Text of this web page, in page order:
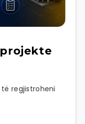
të regjistroheni